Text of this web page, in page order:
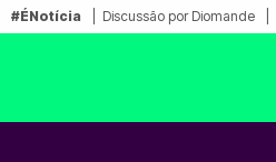
#ÉNotícia Discussão por Diomande